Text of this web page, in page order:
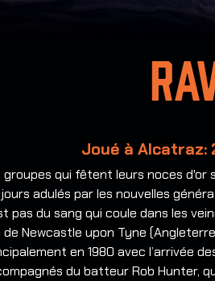
Joué à Alcatraz:
groupes qui fêtent leurs noces
adulés par les nouvelles
pas du sang qui coule dans les
Newcastle upon Tyne
en 1980 avec l’arrivée
du batteur Rob Hunter,